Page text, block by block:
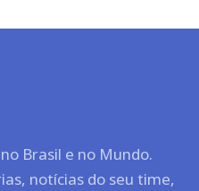
Brasil e no Mundo.
notícias do seu time,